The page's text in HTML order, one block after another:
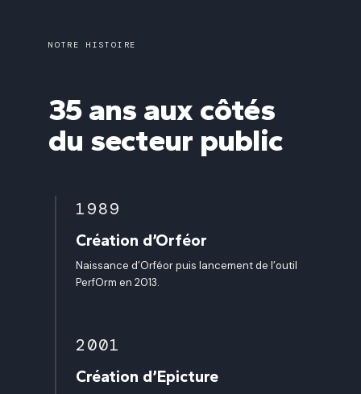
NOTRE HISTOIRE
35 ans aux côtés
du secteur public
1989
Création d’Orféor
Naissance d’Orféor puis lancement de l’outil
PerfOrm en 2013.
2001
Création d’Epicture